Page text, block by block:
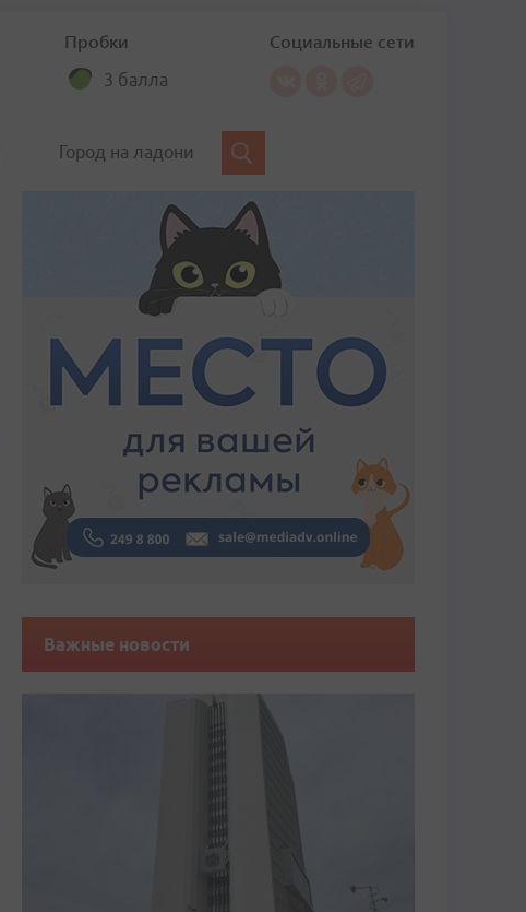
Пробки
3 балла
Социальные сети
Город на ладони
Важные новости